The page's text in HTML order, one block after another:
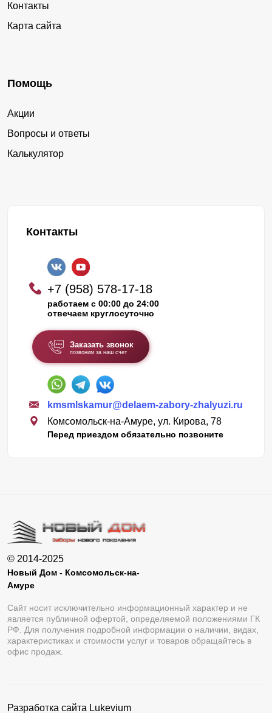
Контакты
Карта сайта
Помощь
Акции
Вопросы и ответы
Калькулятор
Контакты
+7 (958) 578-17-18
работаем с 00:00 до 24:00
отвечаем круглосуточно
Заказать звонок
позвоним за наш счет
kmsmlskamur@delaem-zabory-zhalyuzi.ru
Комсомольск-на-Амуре, ул. Кирова, 78
Перед приездом обязательно позвоните
© 2014-2025
Новый Дом - Комсомольск-на-
Амуре
Сайт носит исключительно информационный характер и не
является публичной офертой, определяемой положениями ГК
РФ. Для получения подробной информации о наличии, видах,
характеристиках и стоимости услуг и товаров обращайтесь в
офис продаж.
Разработка сайта Lukevium